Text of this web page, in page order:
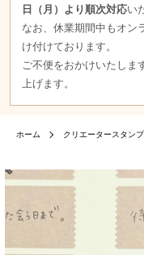
日（月）より順次対応い
なお、休業期間中もオン
け付けております。
ご不便をおかけいたしま
上げます。
ホーム クリエータースタンプ